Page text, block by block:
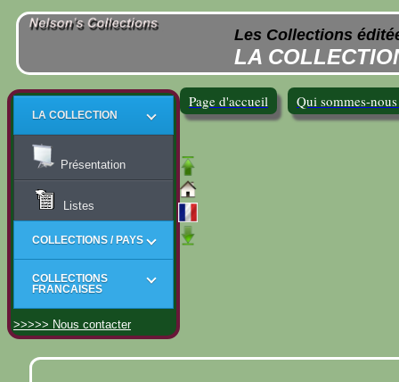
Les Collections
LA
LA COLLECTION
Présentation
Listes
COLLECTIONS / PAYS
COLLECTIONS
FRANCAISES
>>>>> Nous contacter
Page d'accueil Qui sommes-